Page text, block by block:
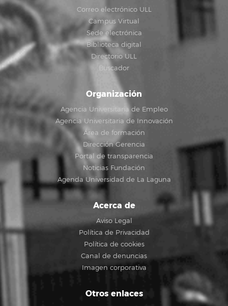
Correo electrónico ULL
Campus Virtual
Sede electrónica
Biblioteca digital
Directorio ULL
Buscador
Organización
Agencia Universitaria de Empleo
Agencia Universitaria de Innovación
Área de formación
Dirección Gerencia
Portal de transparencia
Noticias Fundación
Agenda Universidad de La Laguna
Acerca de
Aviso Legal
Política de Privacidad
Política de cookies
Canal de denuncias
Imagen corporativa
Otros enlaces